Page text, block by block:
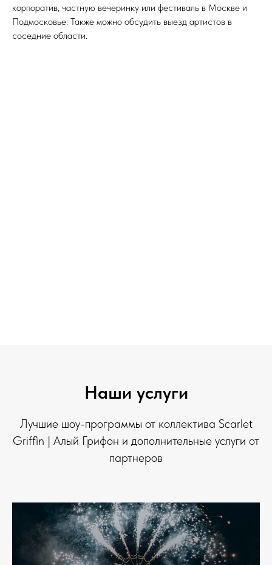
корпоратив, частную вечеринку или фестиваль в Москве и
Подмосковье. Также можно обсудить выезд артистов в
соседние области.
Наши услуги
Лучшие шоу-программы от коллектива Scarlet
Griffin | Алый Грифон и дополнительные услуги от
партнеров